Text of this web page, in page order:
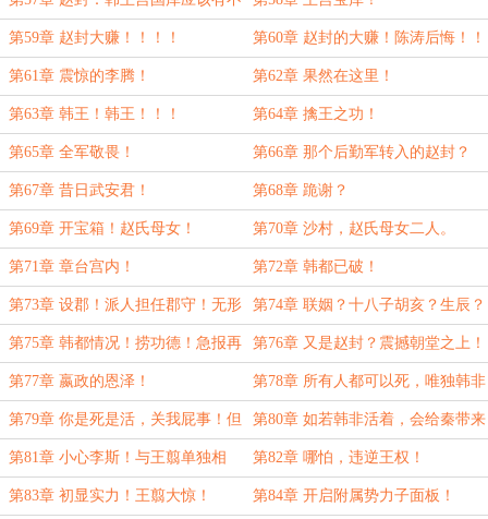
少宝物！
第59章 赵封大赚！！！！ 第60章 赵封的大赚！陈涛后悔！！
第61章 震惊的李腾！ 第62章 果然在这里！
第63章 韩王！韩王！！！ 第64章 擒王之功！
第65章 全军敬畏！ 第66章 那个后勤军转入的赵封？
第67章 昔日武安君！ 第68章 跪谢？
第69章 开宝箱！赵氏母女！ 第70章 沙村，赵氏母女二人。
第71章 章台宫内！ 第72章 韩都已破！
第73章 设郡！派人担任郡守！无形
交锋！
第74章 联姻？十八子胡亥？生辰？
第75章 韩都情况！捞功德！急报再
临！
第76章 又是赵封？震撼朝堂之上！
第77章 嬴政的恩泽！ 第78章 所有人都可以死，唯独韩非
不能！
第79章 你是死是活，关我屁事！但
现在别死！
第80章 如若韩非活着，会给秦带来
怎样改变！
第81章 小心李斯！与王翦单独相
处！
第82章 哪怕，违逆王权！
第83章 初显实力！王翦大惊！ 第84章 开启附属势力子面板！